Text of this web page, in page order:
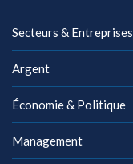
Secteurs & Entreprises
Argent
Économie & Politique
Management